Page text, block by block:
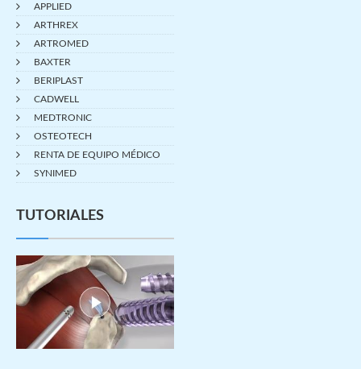
APPLIED
ARTHREX
ARTROMED
BAXTER
BERIPLAST
CADWELL
MEDTRONIC
OSTEOTECH
RENTA DE EQUIPO MÉDICO
SYNIMED
TUTORIALES